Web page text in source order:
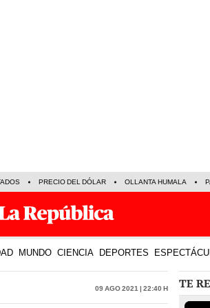
PRECIO DEL DÓLAR OLLANTA HUMALA
MUNDO CIENCIA DEPORTES
09 Ago 2021 | 22:40 h TE